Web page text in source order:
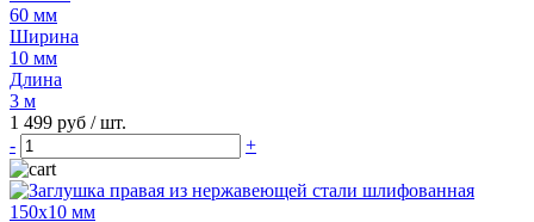
60 мм
Ширина
10 мм
Длина
3 м
1 499 руб / шт.
-
+